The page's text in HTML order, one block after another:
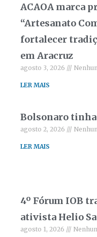
ACAOA marca
“Artesanato
fortalecer
em Aracruz
agosto 3, 2026
LER MAIS
Bolsonaro tinha
agosto 2, 2026
LER MAIS
4º Fórum IOB
ativista Helio
agosto 1, 2026